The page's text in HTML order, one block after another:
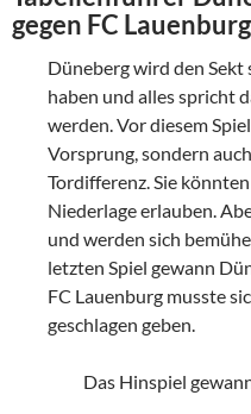
gegen FC
Düneberg wird den
haben und alles spricht
werden. Vor diesem
Vorsprung, sondern
Tordifferenz. Sie
Niederlage erlauben.
und werden sich
letzten Spiel gewann
FC Lauenburg musste
geschlagen geben.
Das Hinspiel